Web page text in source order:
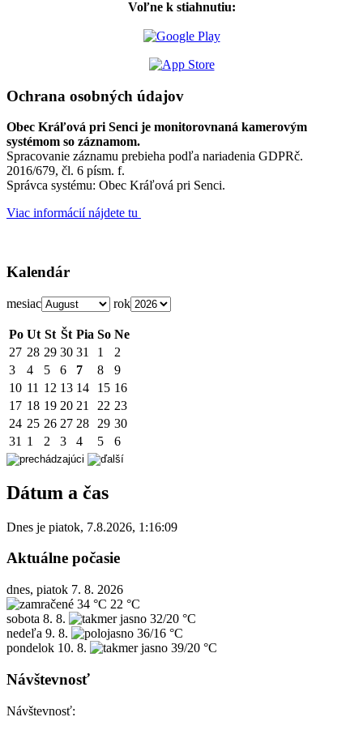
Voľne k stiahnutiu:
Ochrana osobných údajov
Obec Kráľová pri Senci je monitorovnaná kamerovým
systémom so záznamom.
Spracovanie záznamu prebieha podľa nariadenia GDPRč.
2016/679, čl. 6 písm. f.
Správca systému: Obec Kráľová pri Senci.
Viac informácií nájdete tu
Kalendár
mesiac rok
Po Ut St Št Pia So Ne
27 28 29 30 31 1
2
3
4 5 6 7 8
9
10 11 12 13 14 15 16
17 18 19 20 21 22 23
24 25 26 27 28 29 30
31 1 2 3 4 5 6
Dátum a čas
Dnes je piatok, 7.8.2026, 1:16:09
Aktuálne počasie
dnes, piatok 7. 8. 2026
34 °C 22 °C
sobota 8. 8.
32/20 °C
nedeľa 9. 8.
36/16 °C
pondelok 10. 8. 39/20 °C
Návštevnosť
Návštevnosť: